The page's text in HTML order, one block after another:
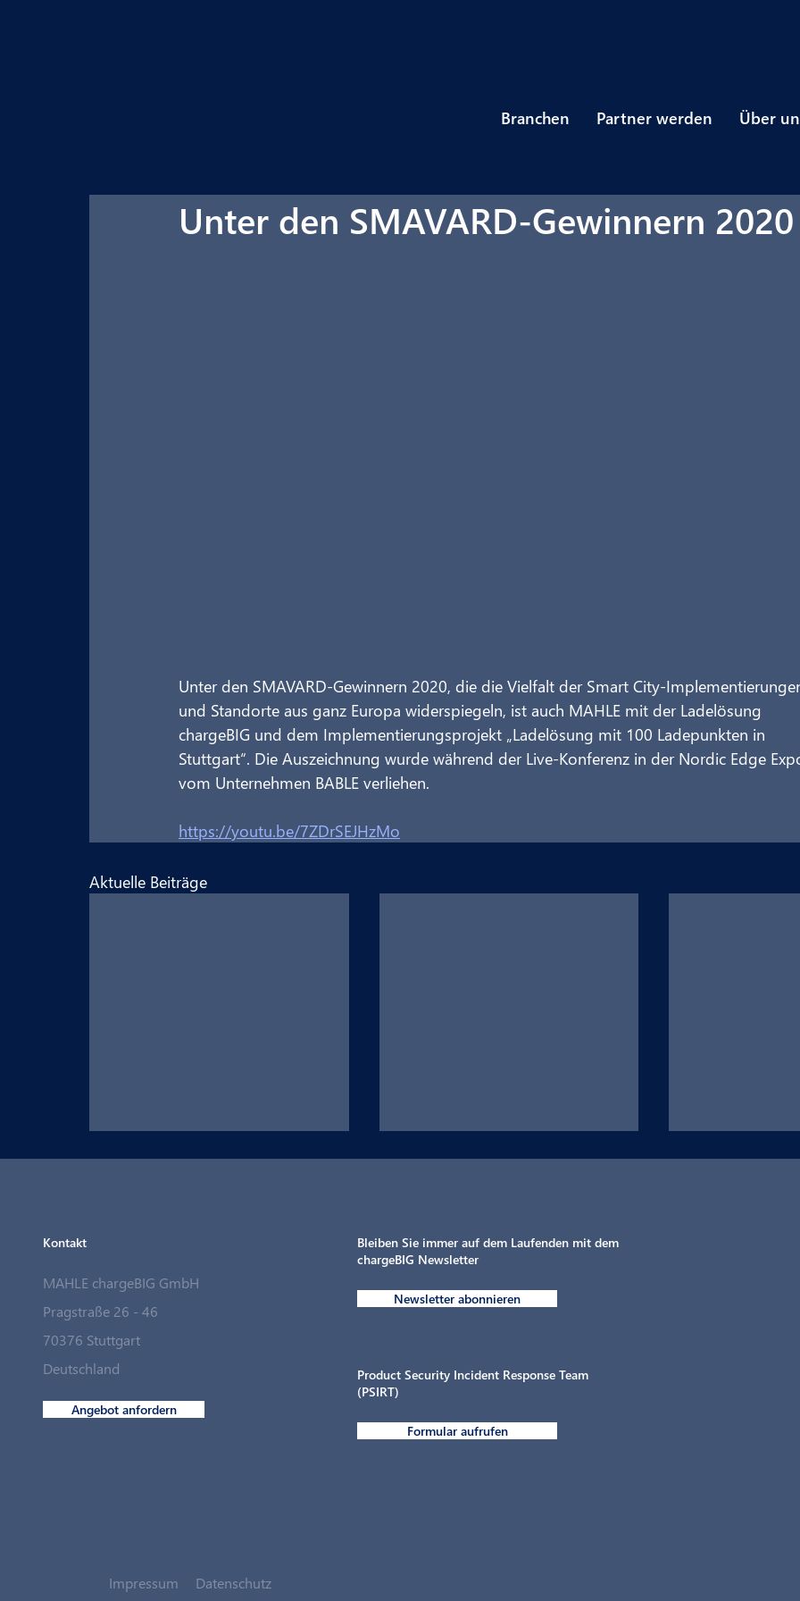
Branchen Partner werden Über
Unter den SMAVARD-Gewinnern 2020
Unter den SMAVARD-Gewinnern 2020, die die Vielfalt der Smart City-
und Standorte aus ganz Europa widerspiegeln, ist auch MAHLE mit der Ladelösung
chargeBIG und dem Implementierungsprojekt „Ladelösung mit 100 Ladepunkten in
Stuttgart“. Die Auszeichnung wurde während der Live-Konferenz in der Nordic Edge
vom Unternehmen BABLE verliehen.
https://youtu.be/7ZDrSEJHzMo
Aktuelle Beiträge
MAHLE chargeBIG schließt
strategische Partnerschaft
mit Langmatz Energy
Intelligente Elektrifizierung
Automobilbranche
Kontakt
MAHLE chargeBIG GmbH
Pragstraße 26 - 46
70376 Stuttgart
Deutschland
Angebot anfordern
Bleiben Sie immer auf dem Laufenden mit dem
chargeBIG Newsletter
Newsletter abonnieren
Product Security Incident Response Team
(PSIRT)
Formular aufrufen
Impressum Datenschutz